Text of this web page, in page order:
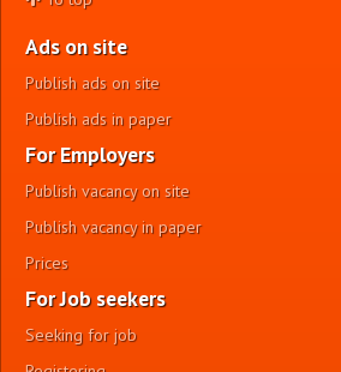
Ads on site
Publish ads on site
Publish ads in paper
For Employers
Publish vacancy on site
Publish vacancy in paper
Prices
For Job seekers
Seeking for job